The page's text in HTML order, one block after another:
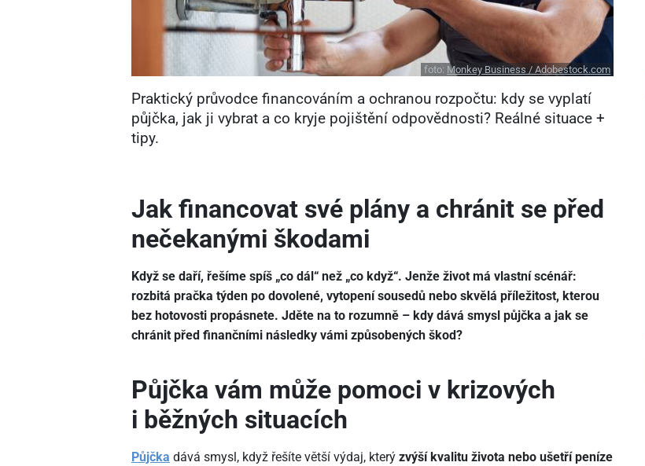
foto: Monkey Business / Adobestock.com
Praktický průvodce financováním a ochranou rozpočtu: kdy se vyplatí
půjčka, jak ji vybrat a co kryje pojištění odpovědnosti? Reálné situace +
tipy.
Jak financovat své plány a chránit se před
nečekanými škodami
Když se daří, řešíme spíš „co dál“ než „co když“. Jenže život má vlastní scénář:
rozbitá pračka týden po dovolené, vytopení sousedů nebo skvělá příležitost, kterou
bez hotovosti propásnete. Jděte na to rozumně – kdy dává smysl půjčka a jak se
chránit před finančními následky vámi způsobených škod?
Půjčka vám může pomoci v krizových
i běžných situacích
Půjčka dává smysl, když řešíte větší výdaj, který zvýší kvalitu života nebo ušetří peníze